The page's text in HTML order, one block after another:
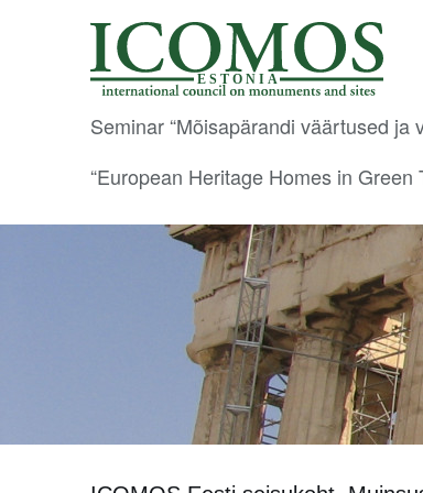
E S T O N I A
Seminar “Mõisapärandi väärtused ja
“European Heritage Homes in Green